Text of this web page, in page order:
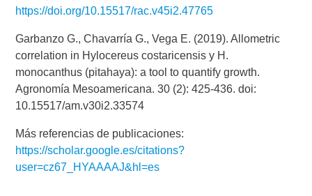
https://doi.org/10.15517/rac.v45i2.47765
Garbanzo G., Chavarría G., Vega E. (2019). Allometric
correlation in Hylocereus costaricensis y H.
monocanthus (pitahaya): a tool to quantify growth.
Agronomía Mesoamericana. 30 (2): 425-436. doi:
10.15517/am.v30i2.33574
Más referencias de publicaciones:
https://scholar.google.es/citations?
user=cz67_HYAAAAJ&hl=es